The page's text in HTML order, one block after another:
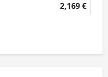
2,169 €